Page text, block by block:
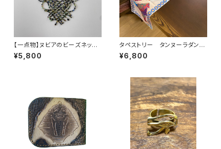
【一点物】ヌビアのビーズネック
レス ミックス（グリーン×ブラッ
ク）
¥5,800
タペストリー タンヌーラダンサ
ー
¥6,800